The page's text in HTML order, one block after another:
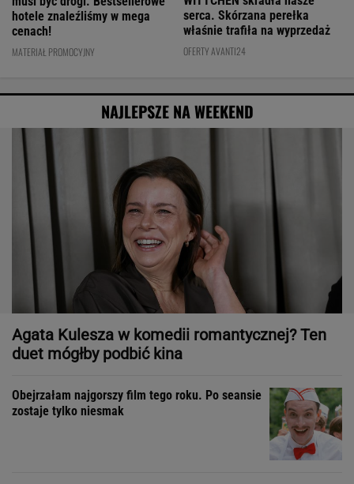
hotele znaleźliśmy w mega
cenach!
MATERIAŁ PROMOCYJNY
serca. Skórzana perełka
właśnie trafiła na wyprzedaż
OFERTY AVANTI24
NAJLEPSZE NA WEEKEND
Agata Kulesza w komedii romantycznej? Ten
duet mógłby podbić kina
Obejrzałam najgorszy film tego roku. Po seansie
zostaje tylko niesmak